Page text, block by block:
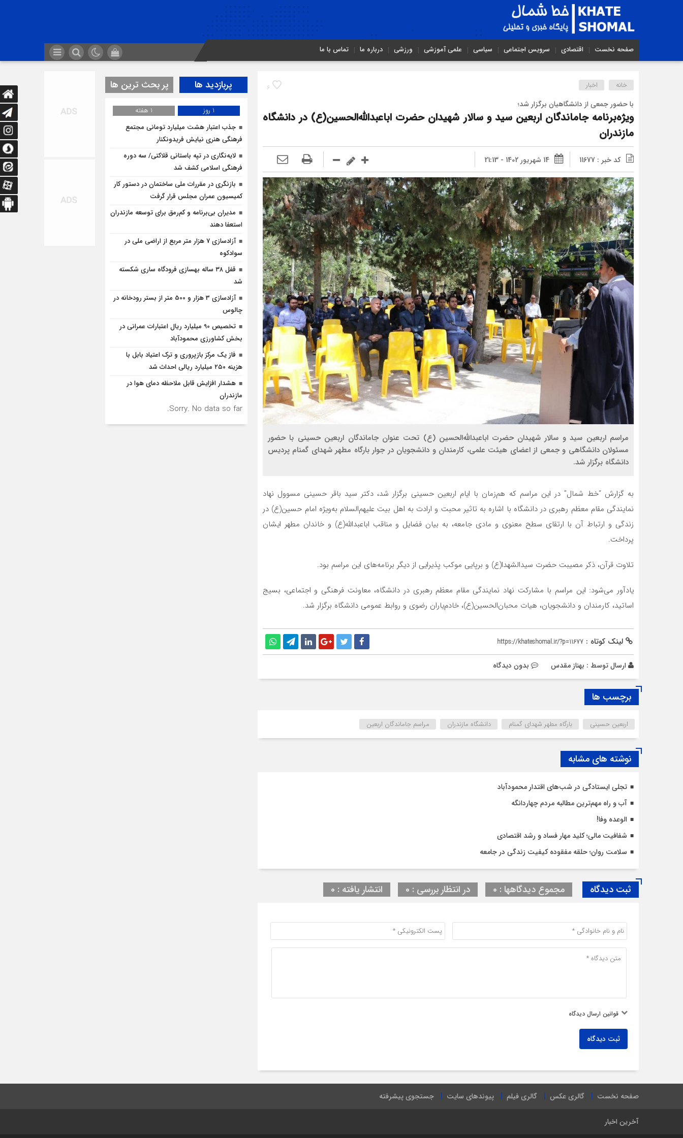
صفحه نخست اقتصادی سرویس اجتماعی سیاسی علمی آموزشی ورزشی درباره ما تماس با ما
6 خانه اخبار
با حضور جمعی از دانشگاهیان برگزار شد؛
ویژه‌برنامه جاماندگان اربعین سید و سالار شهیدان حضرت اباعبدالله‌الحسین(ع) در دانشگاه
مازندران
کد خبر : 11677 14 شهریور 1402 - 21:13
مراسم اربعین سید و سالار شهیدان حضرت اباعبدالله‌الحسین (ع) تحت عنوان جاماندگان اربعین حسینی با حضور
مسئولان دانشگاهی و جمعی از اعضای هیئت علمی، کارمندان و دانشجویان در جوار بارگاه مطهر شهدای گمنام پردیس
دانشگاه برگزار شد.
به گزارش “خط شمال” در این مراسم که هم‌زمان با ایام اربعین حسینی برگزار شد، دکتر سید باقر حسینی مسوول نهاد
نمایندگی مقام معظم رهبری در دانشگاه با اشاره به تاثیر محبت و ارادت به اهل بیت علیهم‌السلام به‌ویژه امام حسین(ع) در
زندگی و ارتباط آن با ارتقای سطح معنوی و مادی جامعه، به بیان فضایل و مناقب اباعبدالله(ع) و خاندان مطهر ایشان
پرداخت.
تلاوت قرآن، ذکر مصیبت حضرت سیدالشهدا(ع) و برپایی موکب پذیرایی از دیگر برنامه‌های این مراسم بود.
یادآور می‌شود: این مراسم با مشارکت نهاد نمایندگی مقام معظم رهبری در دانشگاه، معاونت فرهنگی و اجتماعی، بسیج
اساتید، کارمندان و دانشجویان، هیات محبان‌الحسین(ع)، خادم‌یاران رضوی و روابط عمومی دانشگاه برگزار شد.
لینک کوتاه : https://khateshomal.ir/?p=11677
ارسال توسط : بهناز مقدس بدون دیدگاه
برچسب ها
اربعین حسینی بارگاه مطهر شهدای گمنام دانشگاه مازندران مراسم جاماندگان اربعین
نوشته های مشابه
تجلی ایستادگی در شب‌های اقتدار محمودآباد
آب و راه مهم‌ترین مطالبه مردم چهاردانگه
الوعده وفا!
شفافیت مالی؛ کلید مهار فساد و رشد اقتصادی
سلامت روان؛ حلقه مفقوده کیفیت زندگی در جامعه
ثبت دیدگاه مجموع دیدگاهها : 0 در انتظار بررسی : 0 انتشار یافته : 0
قوانین ارسال دیدگاه
ثبت دیدگاه
پربازدید ها پر بحث ترین ها
1 روز
1 هفته
جذب اعتبار هشت میلیارد تومانی مجتمع
فرهنگی هنری نیایش فریدونکنار
لایه‌نگاری در تپه باستانی قلاکتی/ سه دوره
فرهنگی اسلامی کشف شد
بازنگری در مقررات ملی ساختمان در دستور کار
کمیسیون عمران مجلس قرار گرفت
مدیران بی‌برنامه و کم‌رمق برای توسعه مازندران
استعفا دهند
آزادسازی 7 هزار متر مربع از اراضی ملی در
سوادکوه
قفل ۳۸ ساله بهسازی فرودگاه ساری شکسته
شد
آزادسازی 3 هزار و 500 متر از بستر رودخانه در
چالوس
تخصیص 90 میلیارد ریال اعتبارات عمرانی در
بخش کشاورزی محمودآباد
فاز یک مرکز بازپروری و ترک اعتیاد بابل با
هزینه ۲۵۰ میلیارد ریالی احداث شد
هشدار افزایش قابل ملاحظه دمای هوا در
مازندران
Sorry. No data so far.
صفحه نخست گالری عکس گالری فیلم پیوندهای سایت جستجوی پیشرفته
آخرین اخبار